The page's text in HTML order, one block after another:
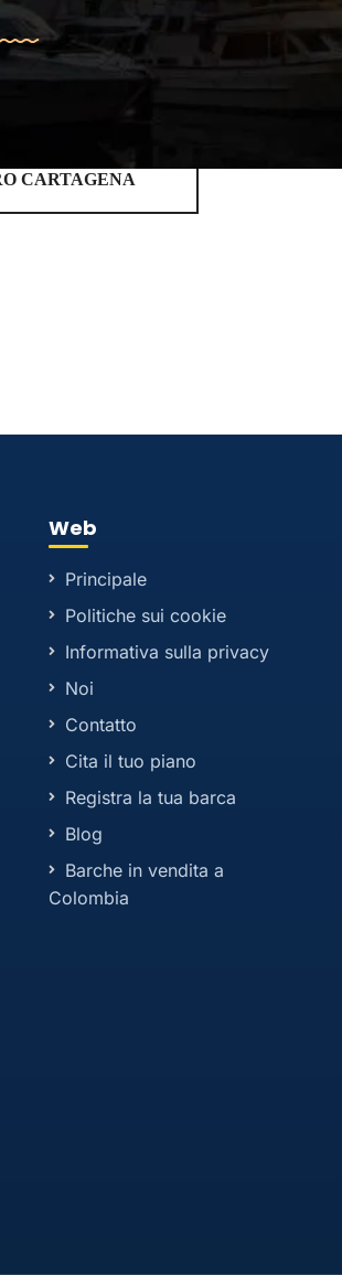
CARTAGENA
Web
Principale
Politiche sui cookie
Informativa sulla privacy
Noi
Contatto
Cita il tuo piano
Registra la tua barca
Blog
Barche in vendita a
Colombia